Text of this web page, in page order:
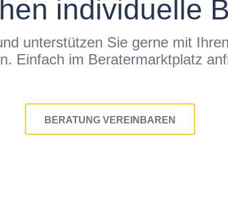
individuelle
unterstützen Sie gerne mit
Einfach im Beratermarktplatz
BERATUNG VEREINBAREN